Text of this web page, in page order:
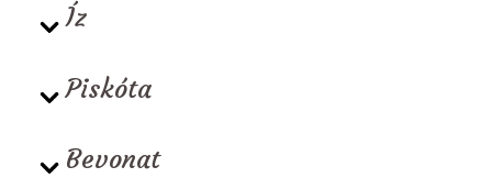
Íz
Piskóta
Bevonat